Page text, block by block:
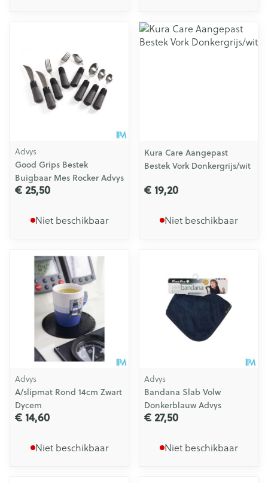
Advys
Good Grips Bestek
Buigbaar Mes Rocker Advys
€ 25,50
Niet beschikbaar
Kura Care Aangepast
Bestek Vork Donkergrijs/wit
€ 19,20
Niet beschikbaar
Advys
A/slipmat Rond 14cm Zwart
Dycem
€ 14,60
Niet beschikbaar
Advys
Bandana Slab Volw
Donkerblauw Advys
€ 27,50
Niet beschikbaar